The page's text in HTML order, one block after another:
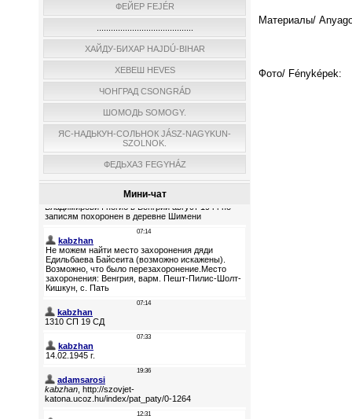
ФЕЙЕР FEJÉR
ХАЙДУ-БИХАР HAJDÚ-BIHAR
ХЕВЕШ HEVES
ЧОНГРАД CSONGRÁD
ШОМОДЬ SOMOGY.
ЯС-НАДЬКУН-СОЛЬНОК JÁSZ-NAGYKUN-
SZOLNOK.
ФЕДЬХАЗ FEGYHÁZ
Мини-чат
Материалы/
Фото/ Fényképek: